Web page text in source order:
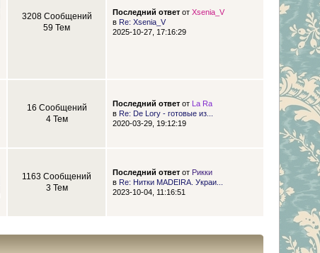
3208 Сообщений
59 Тем
Последний ответот Xsenia_V
в Re: Xsenia_V
2025-10-27, 17:16:29
16 Сообщений
4 Тем
Последний ответот
La Ra
в Re: De Lory - готовые из...
2020-03-29, 19:12:19
1163 Сообщений
3 Тем
Последний ответот Рикки
в Re: Нитки MADEIRA. Украи...
2023-10-04, 11:16:51